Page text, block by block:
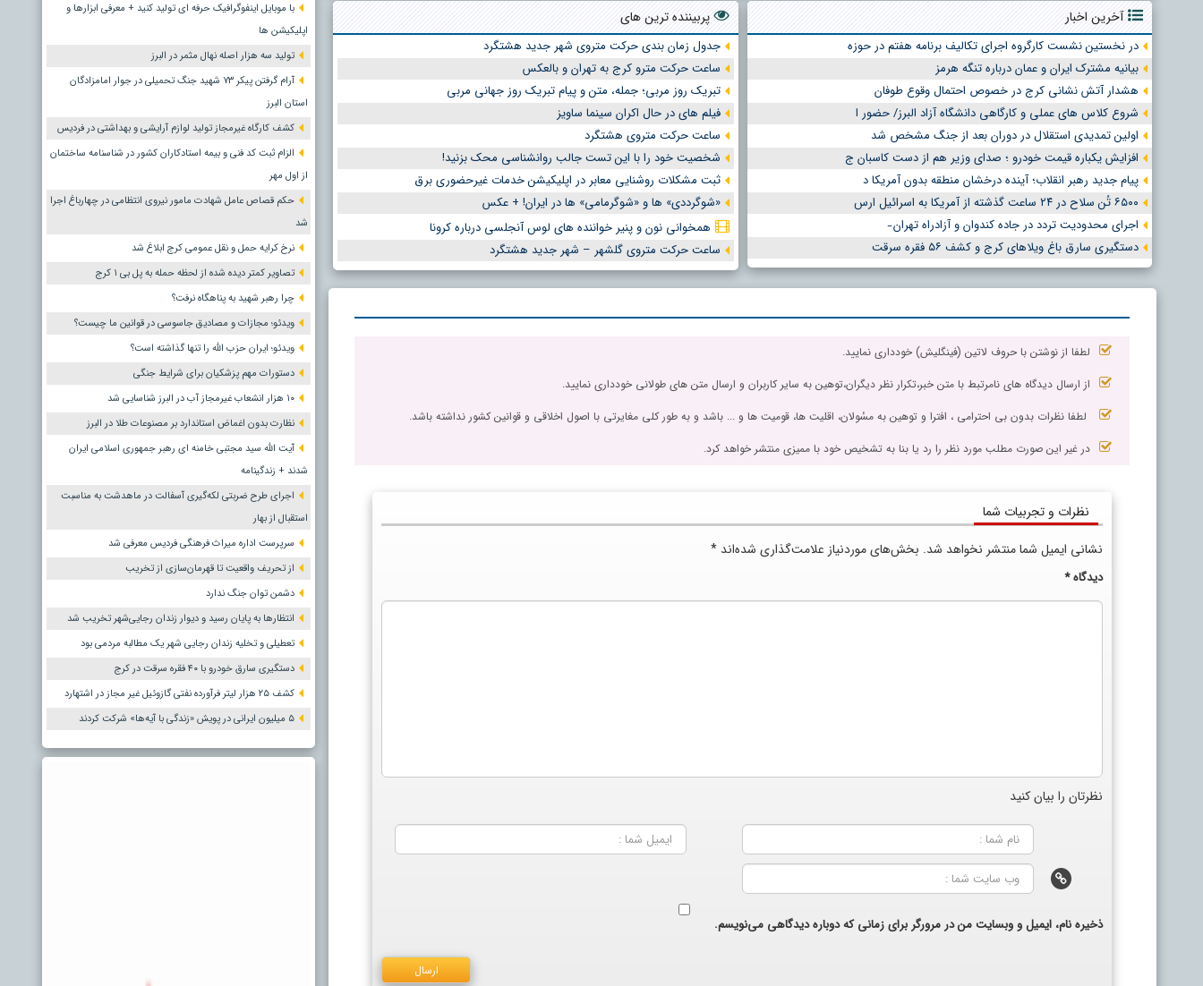
آخرین اخبار
در نخستین نشست کارگروه اجرای تکالیف برنامه هفتم در حوزه
بیانیه مشترک ایران و عمان درباره تنگه هرمز
هشدار آتش نشانی کرج در خصوص احتمال وقوع طوفان
شروع کلاس های عملی و کارگاهی دانشگاه آزاد البرز/ حضور ا
اولین تمدیدی استقلال در دوران بعد از جنگ مشخص شد
افزایش یکباره قیمت خودرو ؛ صدای وزیر هم از دست کاسبان ج
پیام جدید رهبر انقلاب؛ آینده درخشان منطقه بدون آمریکا د
۶۵۰۰ تُن سلاح در ۲۴ ساعت گذشته از آمریکا به اسرائیل ارس
اجرای محدودیت تردد در جاده کندوان و آزادراه تهران ̵
دستگیری سارق باغ ویلاهای کرج و کشف ۵۶ فقره سرقت
پربیننده ترین های
جدول زمان بندی حرکت متروی شهر جدید هشتگرد
ساعت حرکت مترو کرج به تهران و بالعکس
تبریک روز مربی؛ جمله، متن و پیام تبریک روز جهانی مربی
فیلم های در حال اکران سینما ساویز
ساعت حرکت متروی هشتگرد
شخصیت خود را با این تست جالب روانشناسی محک بزنید!
ثبت مشکلات روشنایی معابر در اپلیکیشن خدمات غیرحضوری برق
«شوگرددی» ها و «شوگرمامی» ها در ایران! + عکس
همخوانی نون و پنیر خواننده های لوس آنجلسی درباره کرونا
ساعت حرکت متروی گلشهر – شهر جدید هشتگرد
لطفا از نوشتن با حروف لاتین (فینگلیش) خودداری نمایید.
از ارسال دیدگاه های نامرتبط با متن خبر،تکرار نظر دیگران،توهین به سایر کاربران و ارسال متن های طولانی خودداری نمایید.
لطفا نظرات بدون بی احترامی ، افترا و توهین به مسٔولان، اقلیت ها، قومیت ها و ... باشد و به طور کلی مغایرتی با اصول اخلاقی و قوانین کشور نداشته باشد.
در غیر این صورت مطلب مورد نظر را رد یا بنا به تشخیص خود با ممیزی منتشر خواهد کرد.
نظرات و تجربیات شما
نشانی ایمیل شما منتشر نخواهد شد. بخش‌های موردنیاز علامت‌گذاری شده‌اند *
دیدگاه*
نظرتان را بیان کنید
ذخیره نام، ایمیل و وبسایت من در مرورگر برای زمانی که دوباره دیدگاهی می‌نویسم.
با موبایل اینفوگرافیک حرفه ای تولید کنید + معرفی ابزارها و
اپلیکیشن ها
تولید سه هزار اصله نهال مثمر در البرز
آرام گرفتن پیکر ۷۳ شهید جنگ تحمیلی در جوار امامزادگان
استان البرز
کشف کارگاه غیرمجاز تولید لوازم آرایشی و بهداشتی در فردیس
الزام ثبت کد فنی و بیمه استادکاران کشور در شناسنامه ساختمان
از اول مهر
حکم قصاص عامل شهادت مامور نیروی انتظامی در چهارباغ اجرا
شد
نرخ کرایه حمل و نقل عمومی کرج ابلاغ شد
تصاویر کمتر دیده شده از لحظه حمله به پل بی ۱ کرج
چرا رهبر شهید به پناهگاه نرفت؟
ویدئو؛ مجازات و مصادیق جاسوسی در قوانین ما چیست؟
ویدئو؛ ایران حزب الله را تنها گذاشته است؟
دستورات مهم پزشکیان برای شرایط جنگی
۱۰ هزار انشعاب غیرمجاز آب در البرز شناسایی شد
نظارت بدون اغماض استاندارد بر مصنوعات طلا در البرز
آیت الله سید مجتبی خامنه ای رهبر جمهوری اسلامی ایران
شدند + زندگینامه
اجرای طرح ضربتی لکه‌گیری آسفالت در ماهدشت به مناسبت
استقبال از بهار
سرپرست اداره میراث فرهنگی فردیس معرفی شد
از تحریف واقعیت تا قهرمان‌سازی از تخریب
دشمن توان جنگ ندارد
انتظارها به پایان رسید و دیوار زندان رجایی‌شهر تخریب شد
تعطیلی و تخلیه زندان رجایی شهر یک مطالبه مردمی بود
دستگیری سارق خودرو با ۴۰ فقره سرقت در کرج
کشف ۲۵ هزار لیتر فرآورده نفتی گازوئیل غیر مجاز در اشتهارد
۵ میلیون ایرانی در پویش «زندگی با آیه‌ها» شرکت کردند